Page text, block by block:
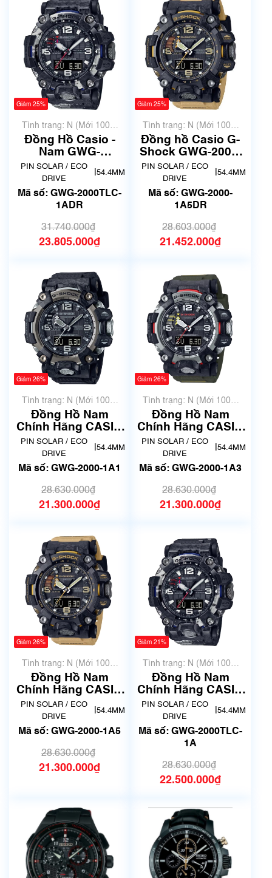
Giảm 25%
Tình trạng: N (Mới 100%
chưa qua sử dụng)
Đồng Hồ Casio -
Nam GWG-
2000TLC-1ADR
PIN SOLAR / ECO
DRIVE
54.4MM
Mã số: GWG-2000TLC-
1ADR
31.740.000₫
23.805.000₫
Giảm 25%
Tình trạng: N (Mới 100%
chưa qua sử dụng)
Đồng hồ Casio G-
Shock GWG-2000-
1A5DR
PIN SOLAR / ECO
DRIVE
54.4MM
Mã số: GWG-2000-
1A5DR
28.603.000₫
21.452.000₫
Giảm 26%
Tình trạng: N (Mới 100%
chưa qua sử dụng)
Đồng Hồ Nam
Chính Hãng CASIO
G-SHOCK GWG-
2000-1A1 | New
Fullbox
PIN SOLAR / ECO
DRIVE
54.4MM
Mã số: GWG-2000-1A1
28.630.000₫
21.300.000₫
Giảm 26%
Tình trạng: N (Mới 100%
chưa qua sử dụng)
Đồng Hồ Nam
Chính Hãng CASIO
G-SHOCK GWG-
2000-1A3 | New
Fullbox
PIN SOLAR / ECO
DRIVE
54.4MM
Mã số: GWG-2000-1A3
28.630.000₫
21.300.000₫
Giảm 26%
Tình trạng: N (Mới 100%
chưa qua sử dụng)
Đồng Hồ Nam
Chính Hãng CASIO
G-SHOCK GWG-
2000-1A5 | New
Fullbox
PIN SOLAR / ECO
DRIVE
54.4MM
Mã số: GWG-2000-1A5
28.630.000₫
21.300.000₫
Giảm 21%
Tình trạng: N (Mới 100%
chưa qua sử dụng)
Đồng Hồ Nam
Chính Hãng CASIO
G-SHOCK GWG-
2000TLC-1A | New
Fullbox
PIN SOLAR / ECO
DRIVE
54.4MM
Mã số: GWG-2000TLC-
1A
28.630.000₫
22.500.000₫